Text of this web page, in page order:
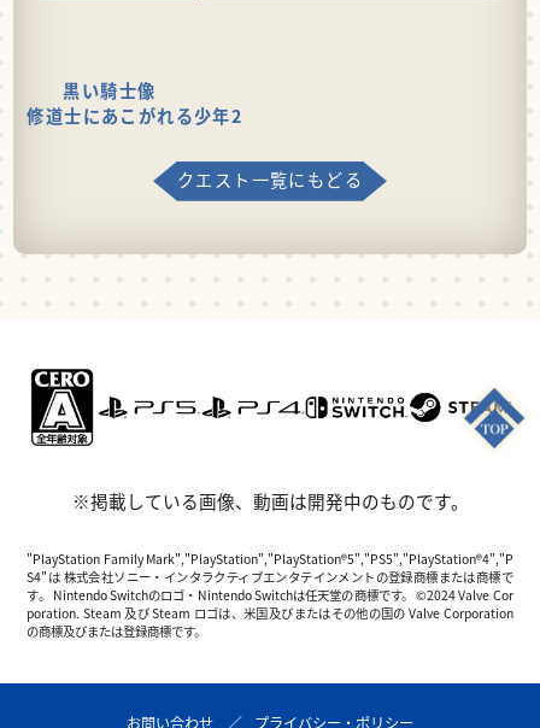
黒い騎士像
修道士にあこがれる少年2
クエスト一覧にもどる
※掲載している画像、動画は開発中のものです。
"PlayStation Family Mark","PlayStation","PlayStation®5","PS5","PlayStation®4","P
S4"は 株式会社ソニー・インタラクティブエンタテインメントの登録商標または商標で
す。 Nintendo Switchのロゴ・Nintendo Switchは任天堂の商標です。 ©2024 Valve Cor
poration. Steam 及び Steam ロゴは、米国及びまたはその他の国の Valve Corporation
の商標及びまたは登録商標です。
お問い合わせ プライバシー・ポリシー